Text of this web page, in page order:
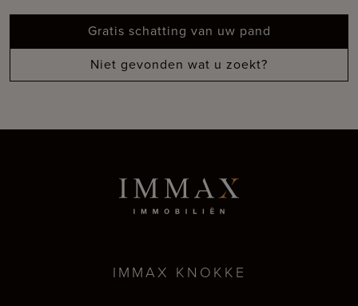
Gratis schatting van uw pand
Niet gevonden wat u zoekt?
IMMAX KNOKKE